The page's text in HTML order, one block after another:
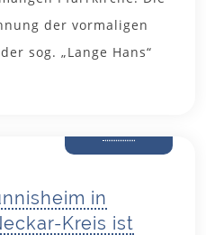
der vormaligen
sog. „Lange Hans“
in
Kreis ist